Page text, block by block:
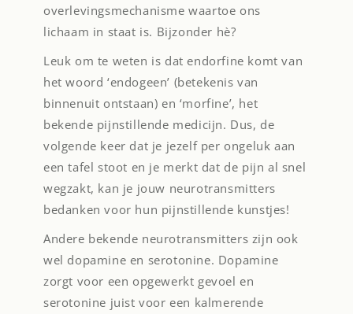
overlevingsmechanisme waartoe ons
lichaam in staat is. Bijzonder hè?
Leuk om te weten is dat endorfine komt van
het woord ‘endogeen’ (betekenis van
binnenuit ontstaan) en ‘morfine’, het
bekende pijnstillende medicijn. Dus, de
volgende keer dat je jezelf per ongeluk aan
een tafel stoot en je merkt dat de pijn al snel
wegzakt, kan je jouw neurotransmitters
bedanken voor hun pijnstillende kunstjes!
Andere bekende neurotransmitters zijn ook
wel dopamine en serotonine. Dopamine
zorgt voor een opgewerkt gevoel en
serotonine juist voor een kalmerende